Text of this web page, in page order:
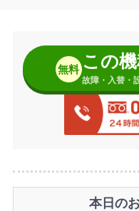
無料 この
故障・入替・
本日の